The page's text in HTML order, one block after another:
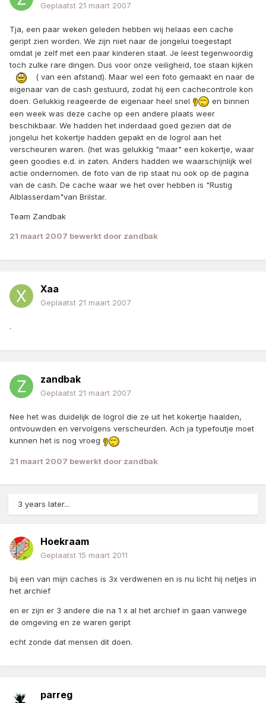
Geplaatst 21 maart 2007
Tja, een paar weken geleden hebben wij helaas een cache
geript zien worden. We zijn niet naar de jongelui toegestapt
omdat je zelf met een paar kinderen staat. Je leest tegenwoordig
toch zulke rare dingen. Dus voor onze veiligheid, toe staan kijken
( van een afstand). Maar wel een foto gemaakt en naar de
eigenaar van de cash gestuurd, zodat hij een cachecontrole kon
doen. Gelukkig reageerde de eigenaar heel snel
en binnen
een week was deze cache op een andere plaats weer
beschikbaar. We hadden het inderdaad goed gezien dat de
jongelui het kokertje hadden gepakt en de logrol aan het
verscheuren waren. (het was gelukkig "maar" een kokertje, waar
geen goodies e.d. in zaten. Anders hadden we waarschijnlijk wel
actie ondernomen. de foto van de rip staat nu ook op de pagina
van de cash. De cache waar we het over hebben is "Rustig
Alblasserdam"van Brilstar.
Team Zandbak
21 maart 2007 bewerkt door zandbak
Xaa
Geplaatst 21 maart 2007
.
zandbak
Geplaatst 21 maart 2007
Nee het was duidelijk de logrol die ze uit het kokertje haalden,
ontvouwden en vervolgens verscheurden. Ach ja typefoutje moet
kunnen het is nog vroeg
21 maart 2007 bewerkt door zandbak
3 years later...
Hoekraam
Geplaatst 15 maart 2011
bij een van mijn caches is 3x verdwenen en is nu licht hij netjes in
het archief
en er zijn er 3 andere die na 1 x al het archief in gaan vanwege
de omgeving en ze waren geript
echt zonde dat mensen dit doen.
parreg